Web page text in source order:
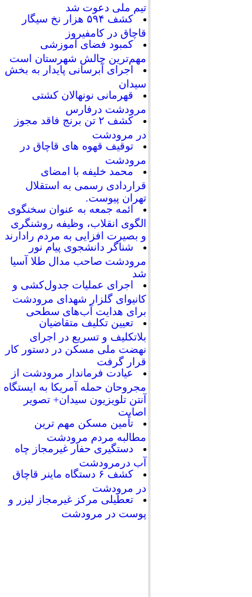
تیم ملی دعوت شد
کشف ۵۹۴ هزار نخ سیگار
قاچاق در کامفیروز
کمبود فضای آموزشی
مهم‌ترین چالش شهرستان است
اجرای آبرسانی پایدار به بخش
سیدان
قهرمانی نونهالان کشتی
مرودشت درفارس
کشف ۲ تن برنج فاقد مجوز
در مرودشت
توقیف قهوه های قاچاق در
مرودشت
محمد خلیفه با امضای
قراردادی رسمی به استقلال
تهران پیوست.
ائمه جمعه به عنوان سخنگوی
الگوی انقلاب، وظیفه روشنگری
و بصیرت افزایی به مردم رادارند
شناگر دانشجوی پیام نور
مرودشت صاحب مدال طلا آسیا
شد
اجرای عملیات جدول‌کشی و
کانیوای گلزار شهدای مرودشت
برای هدایت آب‌های سطحی
تعیین تکلیف متقاضیان
بلاتکلیف و تسریع در اجرای
نهضت ملی مسکن در دستور کار
قرار گرفت
عیادت فرماندار مرودشت از
مجروحان حمله آمریکا به ایستگاه
آنتن تلویزیون سیدان+ تصویر
اصابت
تأمین مسکن مهم ترین
مطالبه مردم مرودشت
دستگیری حفار غیرمجاز چاه
آب درمرودشت
کشف ۶ دستگاه ماینر قاچاق
در مرودشت
تعطیلی مرکز غیرمجاز لیزر و
پوست در مرودشت